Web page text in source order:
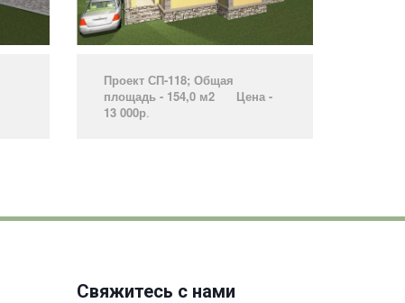
Проект СП-118; Общая
площадь - 154,0 м2 Цена -
13 000р.­
Свяжитесь с нами